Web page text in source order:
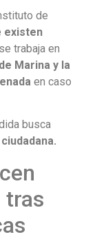
de
existen
trabaja en
Marina y la
en caso
busca
tras